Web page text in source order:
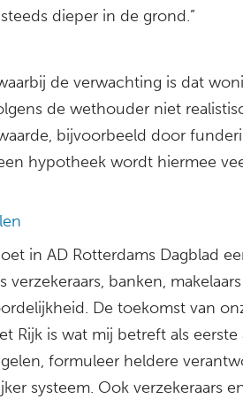
dieper in de grond.”
de verwachting is dat
de wethouder niet
bijvoorbeeld door
hypotheek wordt hiermee
in AD Rotterdams Dagblad
verzekeraars, banken,
De toekomst van
Rijk is wat mij betreft als eerste
formuleer heldere
systeem. Ook verzekeraars